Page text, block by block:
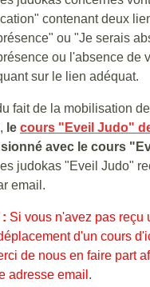
contenant deux
ou "Je serais
ou l'absence de
sur le lien adéquat.
fait de la mobilisation
le cours "Eveil Judo"
avec le cours
judokas "Eveil Judo"
email.
: Si vous n'avez pas reçu
d'un cours
de nous en faire part
adresse email .